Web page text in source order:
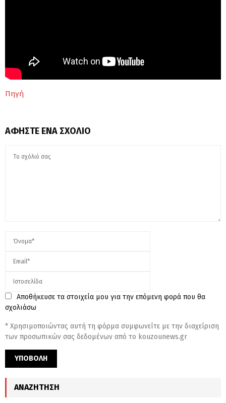
Πηγή
ΑΦΉΣΤΕ ΈΝΑ ΣΧΌΛΙΟ
Αποθήκευσε τα στοιχεία μου για την επόμενη φορά που θα
σχολιάσω
* Χρησιμοποιώντας αυτή τη φόρμα συμφωνείτε με την διαχείριση
των προσωπικών σας δεδομένων από το kouzounews.gr
ΑΝΑΖΉΤΗΣΗ